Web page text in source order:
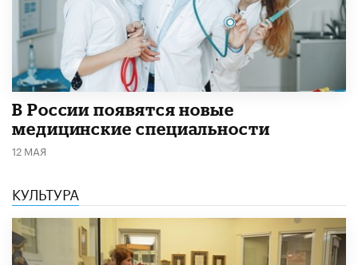
В России появятся новые
медицинские специальности
12 МАЯ
КУЛЬТУРА